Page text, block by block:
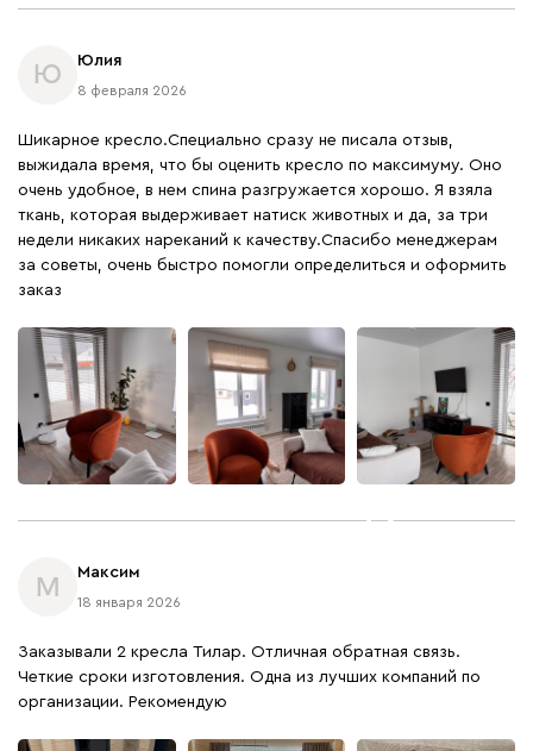
Ю
Юлия
8 февраля 2026
Шикарное кресло.Специально сразу не писала отзыв,
выжидала время, что бы оценить кресло по максимуму. Оно
очень удобное, в нем спина разгружается хорошо. Я взяла
ткань, которая выдерживает натиск животных и да, за три
недели никаких нареканий к качеству.Спасибо менеджерам
за советы, очень быстро помогли определиться и оформить
заказ
+2
М
Максим
18 января 2026
Заказывали 2 кресла Тилар. Отличная обратная связь.
Четкие сроки изготовления. Одна из лучших компаний по
организации. Рекомендую